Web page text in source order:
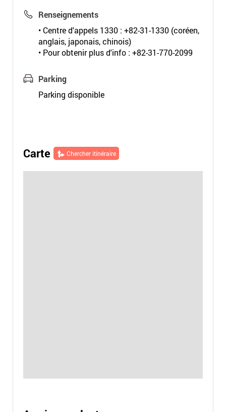
Renseignements
• Centre d'appels 1330 : +82-31-1330 (coréen,
anglais, japonais, chinois)
• Pour obtenir plus d'info : +82-31-770-2099
Parking
Parking disponible
Carte Chercher itinéraire